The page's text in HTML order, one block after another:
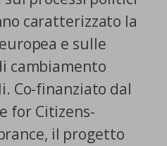
caratterizzato la
e sulle
cambiamento
Co-finanziato dal
for Citizens-
il progetto